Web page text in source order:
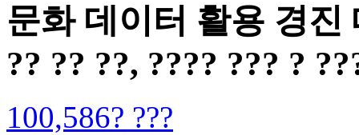
문화 데이터 활용 경진
?? ?? ??, ???? ??? ?
100,586? ???